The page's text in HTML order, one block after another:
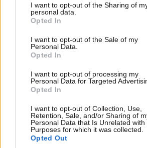
not limited to your visit or usage
grant or deny consent to Google and its
use your data for below specified
consent section.
I want to opt-out of the Sharing of
personal data.
Opted In
I want to opt-out of the Sale of my
Personal Data.
Opted In
I want to opt-out of processing my
Personal Data for Targeted
Opted In
I want to opt-out of Collection, Use,
Retention, Sale, and/or Sharing of
Personal Data that Is Unrelated with
Purposes for which it was collected.
Opted Out
ΠΡΟΣΘΕΣΤΕ ΤΟ ΣΧΟΛΙΟ ΣΑΣ